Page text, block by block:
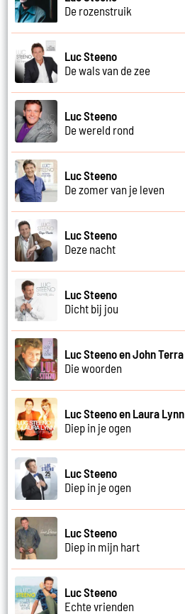
De rozenstruik
Luc Steeno
De wals van de zee
Luc Steeno
De wereld rond
Luc Steeno
De zomer van je leven
Luc Steeno
Deze nacht
Luc Steeno
Dicht bij jou
Luc Steeno en John Terra
Die woorden
Luc Steeno en Laura Lynn
Diep in je ogen
Luc Steeno
Diep in je ogen
Luc Steeno
Diep in mijn hart
Luc Steeno
Echte vrienden